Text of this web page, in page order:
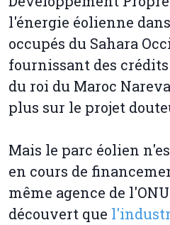
l'énergie éolienne
occupés du Sahara
fournissant des
du roi du Maroc
plus sur le projet
Mais le parc éolien
en cours de
même agence de
découvert que